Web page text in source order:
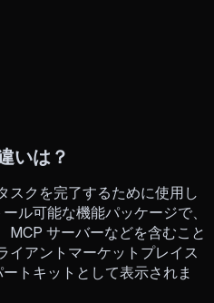
いは？
スクを完了するために使用し
ル可能な機能パッケージで、
MCP サーバーなどを含むこと
イアントマーケットプレイス
トキットとして表示されま